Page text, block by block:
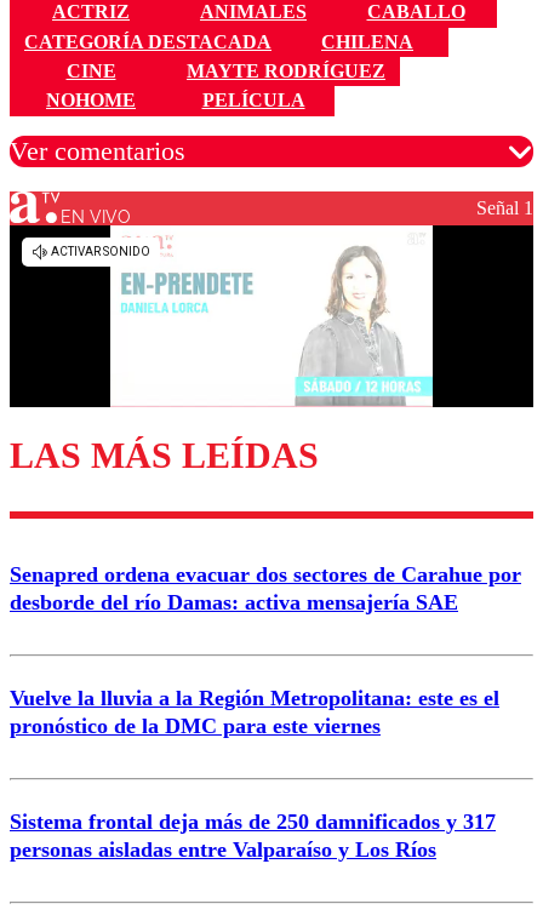
ACTRIZ ANIMALES
CABALLO
CATEGORÍA DESTACADA
CHILENA
CINE
MAYTE RODRÍGUEZ
NOHOME
PELÍCULA
Ver comentarios
Los comentarios son moderados para garantizar un
diálogo respetuoso.
Enviar comentario
EN VIVO Señal 1
LAS MÁS LEÍDAS
Senapred ordena evacuar dos sectores de Carahue por
desborde del río Damas: activa mensajería SAE
Vuelve la lluvia a la Región Metropolitana: este es el
pronóstico de la DMC para este viernes
Sistema frontal deja más de 250 damnificados y 317
personas aisladas entre Valparaíso y Los Ríos